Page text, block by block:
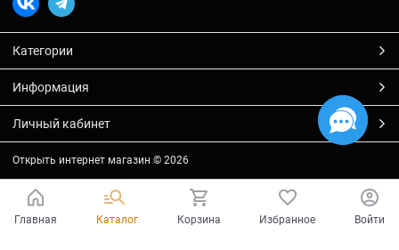
Категории
Информация
Личный кабинет
Открыть интернет магазин © 2026
Главная Каталог Корзина Избранное Войти